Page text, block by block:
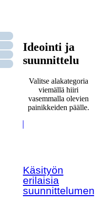
Ideointi ja
suunnittelu
Valitse alakategoria
viemällä hiiri
vasemmalla olevien
painikkeiden päälle.
Käsityön
erilaisia